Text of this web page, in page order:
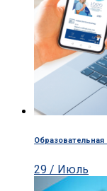
29 / Июль